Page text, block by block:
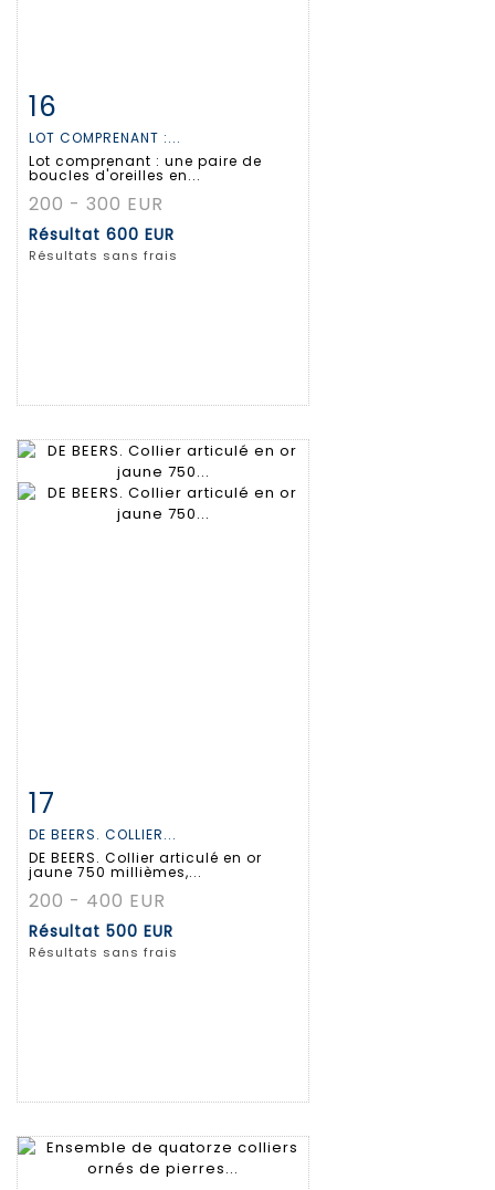
Fiche détaillée
16
LOT COMPRENANT :...
Lot comprenant : une paire de
boucles d'oreilles en...
200 - 300 EUR
Résultat 600 EUR
Résultats sans frais
Fiche détaillée
17
DE BEERS. COLLIER...
DE BEERS. Collier articulé en or
jaune 750 millièmes,...
200 - 400 EUR
Résultat 500 EUR
Résultats sans frais